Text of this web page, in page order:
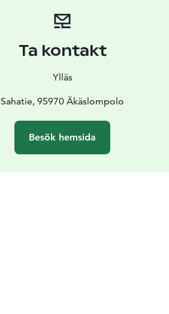
Ta kontakt
Ylläs
Sahatie, 95970 Äkäslompolo
Besök hemsida